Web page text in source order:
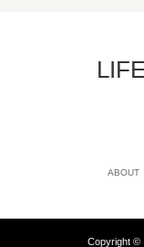
ABOUT
Copyright ©